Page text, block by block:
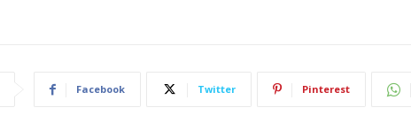
Facebook Twitter Pinterest